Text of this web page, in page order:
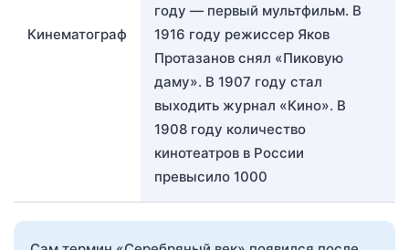
Кинематограф
году — первый мультфильм. В
1916 году режиссер Яков
Протазанов снял «Пиковую
даму». В 1907 году стал
выходить журнал «Кино». В
1908 году количество
кинотеатров в России
превысило 1000